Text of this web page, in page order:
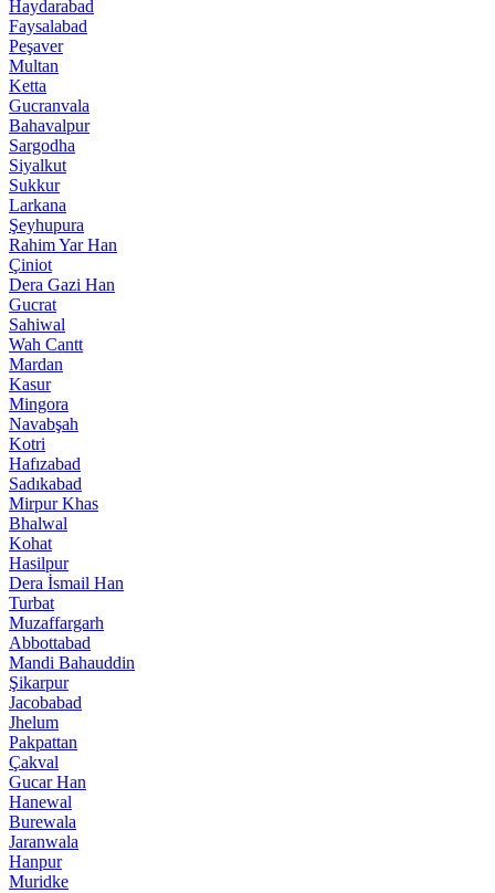
Haydarabad
Faysalabad
Peşaver
Multan
Ketta
Gucranvala
Bahavalpur
Sargodha
Siyalkut
Sukkur
Larkana
Şeyhupura
Rahim Yar Han
Çiniot
Dera Gazi Han
Gucrat
Sahiwal
Wah Cantt
Mardan
Kasur
Mingora
Navabşah
Kotri
Hafızabad
Sadıkabad
Mirpur Khas
Bhalwal
Kohat
Hasilpur
Dera İsmail Han
Turbat
Muzaffargarh
Abbottabad
Mandi Bahauddin
Şikarpur
Jacobabad
Jhelum
Pakpattan
Çakval
Gucar Han
Hanewal
Burewala
Jaranwala
Hanpur
Muridke